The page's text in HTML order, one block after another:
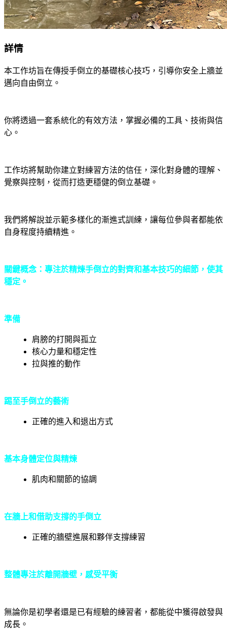
詳情
本工作坊旨在傳授手倒立的基礎核心技巧，引導你安全上牆並
邁向自由倒立。
你將透過一套系統化的有效方法，掌握必備的工具、技術與信
心。
工作坊將幫助你建立對練習方法的信任，深化對身體的理解、
覺察與控制，從而打造更穩健的倒立基礎。
我們將解說並示範多樣化的漸進式訓練，讓每位參與者都能依
自身程度持續精進。
關鍵概念：專注於精煉手倒立的對齊和基本技巧的細節，使其
穩定。
準備
肩膀的打開與孤立
核心力量和穩定性
拉與推的動作
踢至手倒立的藝術
正確的進入和退出方式
基本身體定位與精煉
肌肉和關節的協調
在牆上和借助支撐的手倒立
正確的牆壁進展和夥伴支撐練習
整體專注於離開牆壁，感受平衡
無論你是初學者還是已有經驗的練習者，都能從中獲得啟發與
成長。